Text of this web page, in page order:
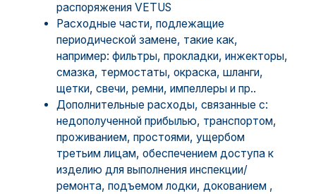
распоряжения VETUS
Расходные части, подлежащие
периодической замене, такие как,
например: фильтры, прокладки, инжекторы,
смазка, термостаты, окраска, шланги,
щетки, свечи, ремни, импеллеры и пр..
Дополнительные расходы, связанные с:
недополученной прибылью, транспортом,
проживанием, простоями, ущербом
третьим лицам, обеспечением доступа к
изделию для выполнения инспекции/
ремонта, подъемом лодки, докованием ,